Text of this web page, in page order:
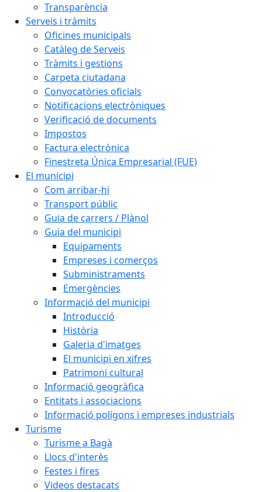
Transparència
Serveis i tràmits
Oficines municipals
Catàleg de Serveis
Tràmits i gestions
Carpeta ciutadana
Convocatòries oficials
Notificacions electròniques
Verificació de documents
Impostos
Factura electrònica
Finestreta Única Empresarial (FUE)
El municipi
Com arribar-hi
Transport públic
Guia de carrers / Plànol
Guia del municipi
Equipaments
Empreses i comerços
Subministraments
Emergències
Informació del municipi
Introducció
Història
Galeria d'imatges
El municipi en xifres
Patrimoni cultural
Informació geogràfica
Entitats i associacions
Informació polígons i empreses industrials
Turisme
Turisme a Bagà
Llocs d'interès
Festes i fires
Videos destacats